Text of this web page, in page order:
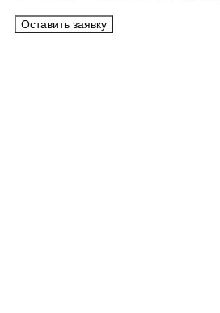
Оставить заявку